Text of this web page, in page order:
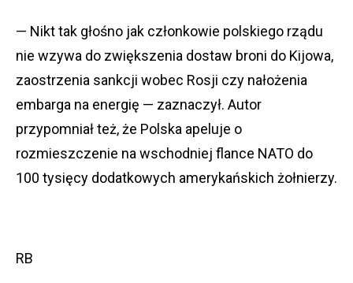
— Nikt tak głośno jak członkowie polskiego rządu
nie wzywa do zwiększenia dostaw broni do Kijowa,
zaostrzenia sankcji wobec Rosji czy nałożenia
embarga na energię — zaznaczył. Autor
przypomniał też, że Polska apeluje o
rozmieszczenie na wschodniej flance NATO do
100 tysięcy dodatkowych amerykańskich żołnierzy.
RB